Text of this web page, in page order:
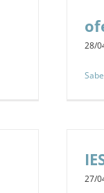
28/
27/